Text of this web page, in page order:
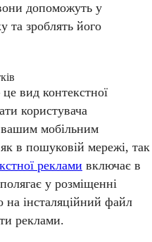
допоможуть у
та зроблять його
вид контекстної
користувача
вашим мобільним
в пошуковій мережі, так
реклами включає в
у розміщенні
інсталяційний файл
реклами.